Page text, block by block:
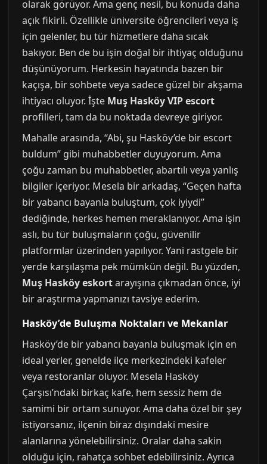
olarak görüyor. Ama genç nesil, bu konuda daha
açık fikirli. Özellikle üniversite öğrencileri veya iş
için gelenler, bu tür hizmetlere daha sıcak
bakıyor. Ben de bu işin doğal bir ihtiyaç olduğunu
düşünüyorum. Herkesin hayatında bazen bir
kaçışa, bir sohbete veya sadece güzel bir akşama
ihtiyacı oluyor. İşte Muş Hasköy VIP escort
profilleri, tam da bu noktada devreye giriyor.
Mahalle arasında, “Abi, şu Hasköy’de bir escort
buldum” gibi muhabbetler duyuyorum. Ama
çoğu zaman bu muhabbetler, abartılı veya yanlış
bilgiler içeriyor. Mesela bir arkadaş, “Geçen hafta
bir yabancı bayanla buluştum, çok iyiydi”
dediğinde, herkes hemen meraklanıyor. Ama işin
aslı, bu tür buluşmaların çoğu, güvenilir
platformlar üzerinden yapılıyor. Yani rastgele bir
yerde karşılaşma pek mümkün değil. Bu yüzden,
Muş Hasköy eskortarayışına çıkmadan önce, iyi
bir araştırma yapmanızı tavsiye ederim.
Hasköy’de Buluşma Noktaları ve Mekanlar
Hasköy’de bir yabancı bayanla buluşmak için en
ideal yerler, genelde ilçe merkezindeki kafeler
veya restoranlar oluyor. Mesela Hasköy
Çarşısı’ndaki birkaç kafe, hem sessiz hem de
samimi bir ortam sunuyor. Ama daha özel bir şey
istiyorsanız, ilçenin biraz dışındaki mesire
alanlarına yönelebilirsiniz. Oralar daha sakin
olduğu için, rahatça sohbet edebilirsiniz. Ayrıca